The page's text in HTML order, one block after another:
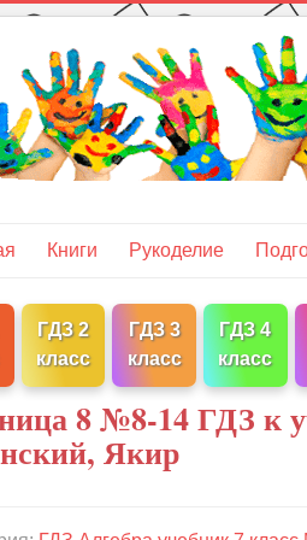
Книги Рукоделие
ГДЗ 2
класс
ГДЗ 3
класс
ГДЗ 4
класс
8 №8-14 ГДЗ к
Якир